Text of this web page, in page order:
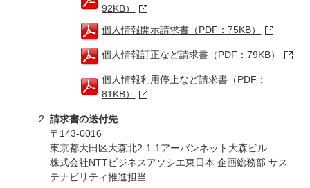
92KB）
個人情報開示請求書（PDF：75KB）
個人情報訂正など請求書（PDF：79KB）
個人情報利用停止など請求書（PDF：
81KB）
請求書の送付先
〒143-0016
東京都大田区大森北2-1-1アーバンネット大森ビル
株式会社NTTビジネスアソシエ東日本 企画総務部 サス
テナビリティ推進担当